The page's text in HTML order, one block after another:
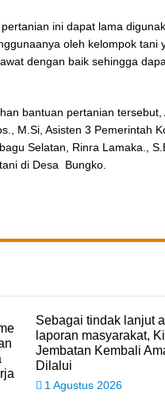
ini dapat lama
oleh kelompok tani
dengan baik sehingga
bantuan pertanian
M.Si, Asisten 3 Pemerintah
Selatan, Rinra Lamaka.,
di Desa Bungko.
Sebagai tindak lanjut
laporan masyarakat,
Jembatan Kembali
Dilalui
1 Agustus 2026